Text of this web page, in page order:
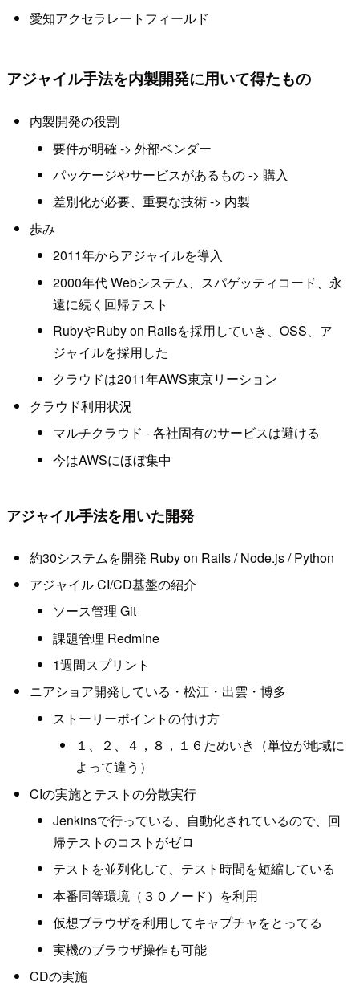
愛知アクセラレートフィールド
アジャイル手法を内製開発に用いて得たもの
内製開発の役割
要件が明確 -> 外部ベンダー
パッケージやサービスがあるもの -> 購入
差別化が必要、重要な技術 -> 内製
歩み
2011年からアジャイルを導入
2000年代 Webシステム、スパゲッティコード、永
遠に続く回帰テスト
RubyやRuby on Railsを採用していき、OSS、ア
ジャイルを採用した
クラウドは2011年AWS東京リーション
クラウド利用状況
マルチクラウド - 各社固有のサービスは避ける
今はAWSにほぼ集中
アジャイル手法を用いた開発
約30システムを開発 Ruby on Rails / Node.js / Python
アジャイル CI/CD基盤の紹介
ソース管理 Git
課題管理 Redmine
1週間スプリント
ニアショア開発している・松江・出雲・博多
ストーリーポイントの付け方
１、２、４，８，１６ためいき（単位が地域に
よって違う）
CIの実施とテストの分散実行
Jenkinsで行っている、自動化されているので、回
帰テストのコストがゼロ
テストを並列化して、テスト時間を短縮している
本番同等環境（３０ノード）を利用
仮想ブラウザを利用してキャプチャをとってる
実機のブラウザ操作も可能
CDの実施